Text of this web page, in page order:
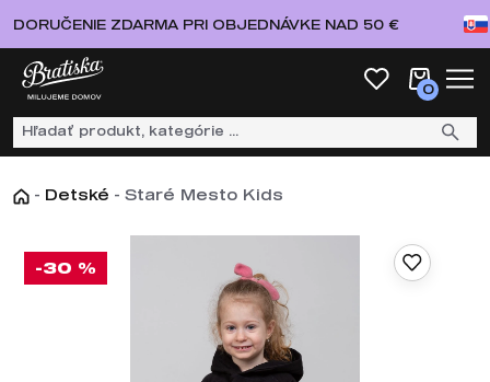
DORUČENIE ZDARMA PRI OBJEDNÁVKE NAD 50 €
0
- Detské - Staré Mesto Kids
-30 %